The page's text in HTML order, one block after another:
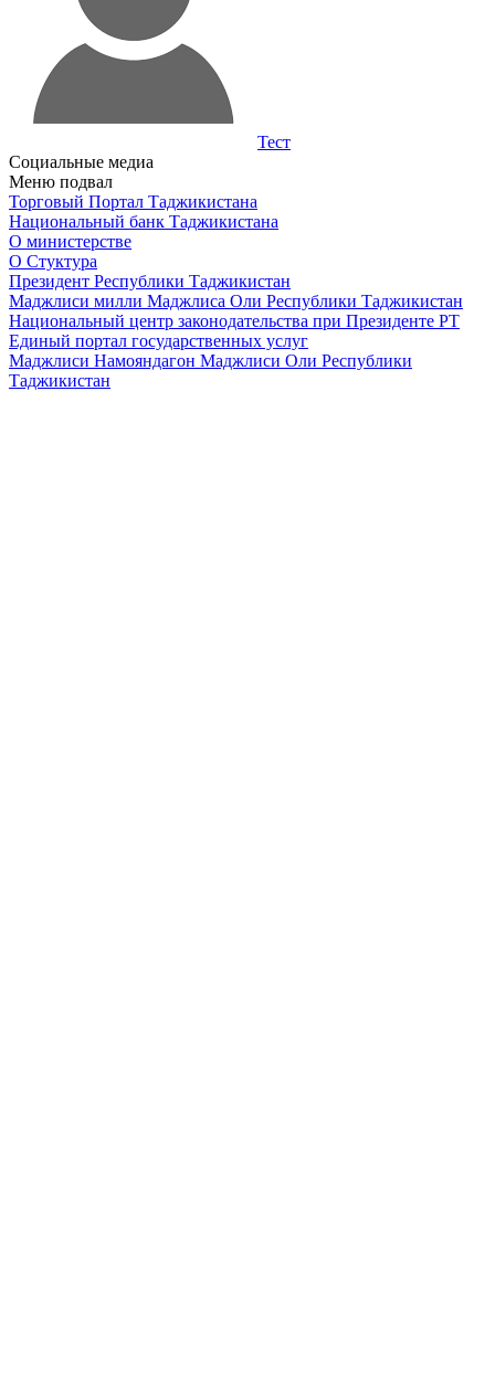
Тест
Социальные медиа
Меню подвал
Торговый Портал Таджикистана
Национальный банк Таджикистана
О министерстве
О Стуктура
Президент Республики Таджикистан
Маджлиси милли Маджлиса Оли Республики Таджикистан
Национальный центр законодательства при Президенте РТ
Единый портал государственных услуг
Маджлиси Намояндагон Маджлиси Оли Республики
Таджикистан